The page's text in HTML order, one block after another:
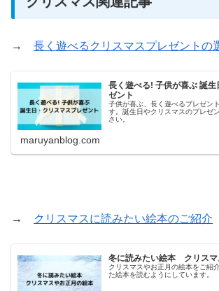
→ 長く遊べるクリスマスプレゼントの
長く遊べる! 子供が喜ぶ 誕生
ゼント
子供が喜ぶ、長く遊べるプレゼン
す。誕生日やクリスマスのプレゼ
さい。
maruyanblog.com
→ クリスマスに読みたい絵本のご紹介
冬に読みたい絵本 クリスマ
クリスマスやお正月の絵本をご紹
た絵本を読むようにしています。